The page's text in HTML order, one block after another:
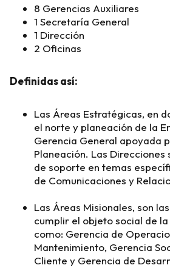
8 Gerencias Auxiliares
1 Secretaría General
1 Dirección
2 Oficinas
Definidas así:
Las Áreas Estratégicas, en
el norte y planeación de la
Gerencia General apoyada
Planeación. Las Direcciones
de soporte en temas
de Comunicaciones y
Las Áreas Misionales, son
cumplir el objeto social de
como: Gerencia de
Mantenimiento, Gerencia
Cliente y Gerencia de